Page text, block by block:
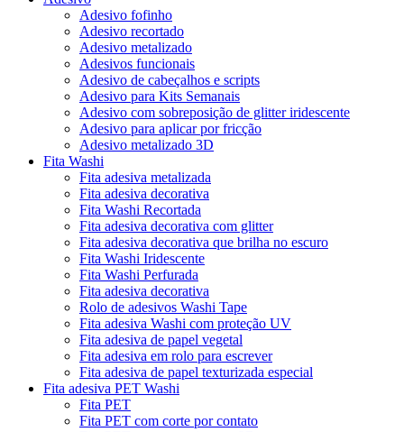
Adesivo fofinho
Adesivo recortado
Adesivo metalizado
Adesivos funcionais
Adesivo de cabeçalhos e scripts
Adesivo para Kits Semanais
Adesivo com sobreposição de glitter iridescente
Adesivo para aplicar por fricção
Adesivo metalizado 3D
Fita Washi
Fita adesiva metalizada
Fita adesiva decorativa
Fita Washi Recortada
Fita adesiva decorativa com glitter
Fita adesiva decorativa que brilha no escuro
Fita Washi Iridescente
Fita Washi Perfurada
Fita adesiva decorativa
Rolo de adesivos Washi Tape
Fita adesiva Washi com proteção UV
Fita adesiva de papel vegetal
Fita adesiva em rolo para escrever
Fita adesiva de papel texturizada especial
Fita adesiva PET Washi
Fita PET
Fita PET com corte por contato